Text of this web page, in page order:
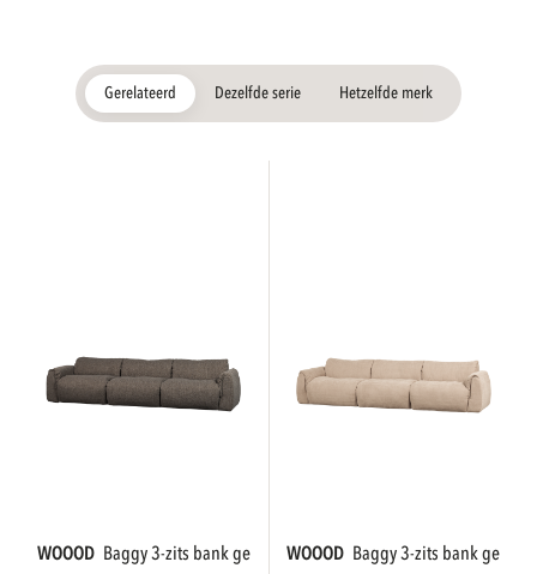
Gerelateerd Dezelfde serie Hetzelfde merk
WOOOD baggy 3-zits bank geweven stof...
WOOOD baggy 3-zits bank